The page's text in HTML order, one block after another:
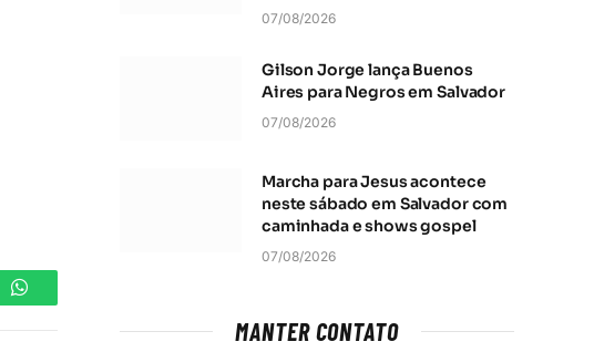
Whatsapp
07/08/2026
Gilson Jorge lança Buenos
Aires para Negros em Salvador
07/08/2026
Marcha para Jesus acontece
neste sábado em Salvador com
caminhada e shows gospel
07/08/2026
MANTER CONTATO